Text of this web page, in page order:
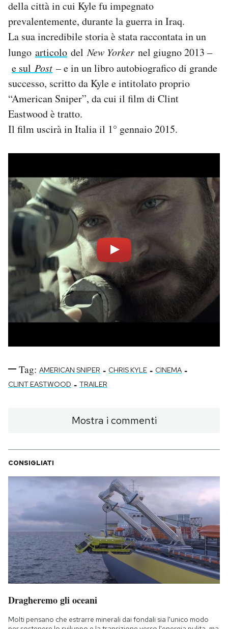
della città in cui Kyle fu impegnato
prevalentemente, durante la guerra in Iraq.
La sua incredibile storia è stata raccontata in un
lungo articolo delNew Yorker nel giugno 2013 –
e sul Post – e in un libro autobiografico di grande
successo, scritto da Kyle e intitolato proprio
“American Sniper”, da cui il film di Clint
Eastwood è tratto.
Il film uscirà in Italia il 1° gennaio 2015.
Tag: AMERICAN SNIPER - CHRIS KYLE - CINEMA -
CLINT EASTWOOD - TRAILER
Mostra i commenti
CONSIGLIATI
Dragheremo gli oceani
Molti pensano che estrarre minerali dai fondali sia l'unico modo